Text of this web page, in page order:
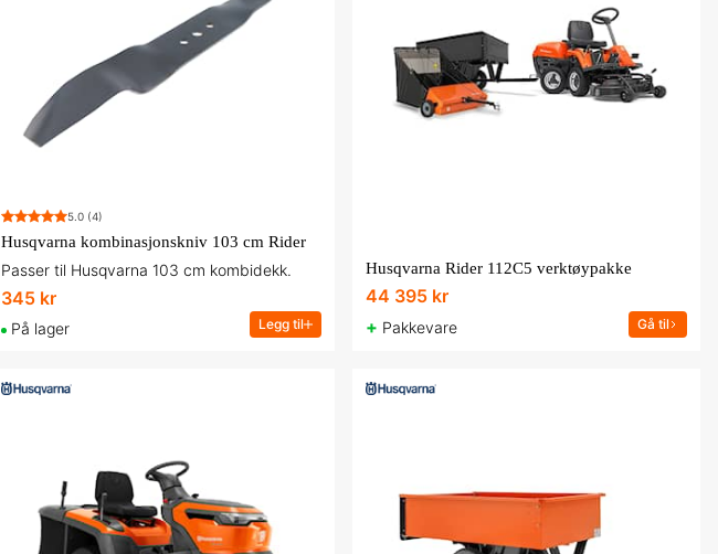
5.0(4)
Husqvarna kombinasjonskniv 103 cm Rider
Passer til Husqvarna 103 cm kombidekk.
345 kr
På lager Legg til
Husqvarna Rider 112C5 verktøypakke
44 395 kr
+ Pakkevare Gå til